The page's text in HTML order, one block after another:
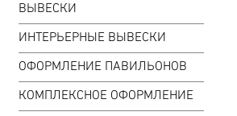
ВЫВЕСКИ
ИНТЕРЬЕРНЫЕ ВЫВЕСКИ
ОФОРМЛЕНИЕ ПАВИЛЬОНОВ
КОМПЛЕКСНОЕ ОФОРМЛЕНИЕ